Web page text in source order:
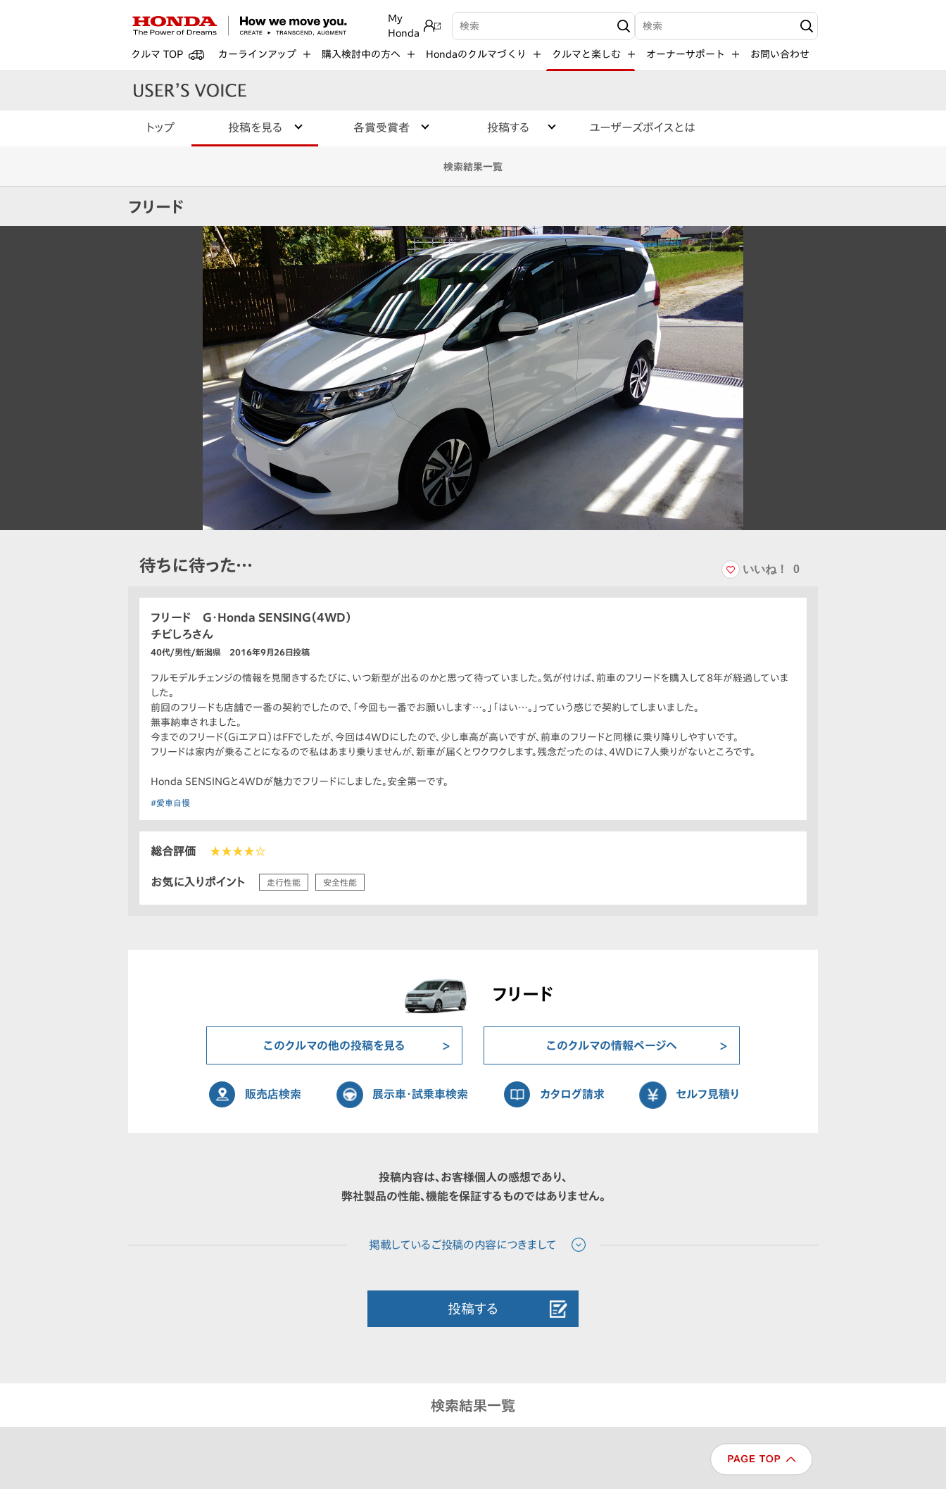
My
Honda
検索キーワード入力 検索キーワード入力
クルマ TOP カーラインアップ 購入検討中の方へ Hondaのクルマづくり クルマと楽しむ オーナーサポート お問い合わせ
トップ 投稿を見る 各賞受賞者 投稿する ユーザーズボイスとは
検索結果一覧
フリード
待ちに待った… いいね！ 0
フリード G・Honda SENSING（4WD）
チビしろさん
40代/男性/新潟県 2016年9月26日投稿
フルモデルチェンジの情報を見聞きするたびに、いつ新型が出るのかと思って待っていました。気が付けば、前車のフリードを購入して8年が経過していま
した。
前回のフリードも店舗で一番の契約でしたので、「今回も一番でお願いします…。」「はい…。」っていう感じで契約してしまいました。
無事納車されました。
今までのフリード（Giエアロ）はFFでしたが、今回は4WDにしたので、少し車高が高いですが、前車のフリードと同様に乗り降りしやすいです。
フリードは家内が乗ることになるので私はあまり乗りませんが、新車が届くとワクワクします。残念だったのは、4WDに7人乗りがないところです。
Honda SENSINGと4WDが魅力でフリードにしました。安全第一です。
#愛車自慢
総合評価 ★★★★☆
お気に入りポイント 走行性能 安全性能
フリード
このクルマの他の投稿を見る このクルマの情報ページへ
販売店検索 展示車・試乗車検索 カタログ請求 セルフ見積り
投稿内容は、お客様個人の感想であり、
弊社製品の性能、機能を保証するものではありません。
投稿する
検索結果一覧